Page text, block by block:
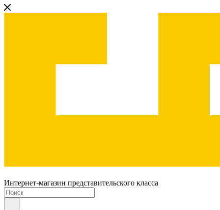
Интернет-магазин представительского класса